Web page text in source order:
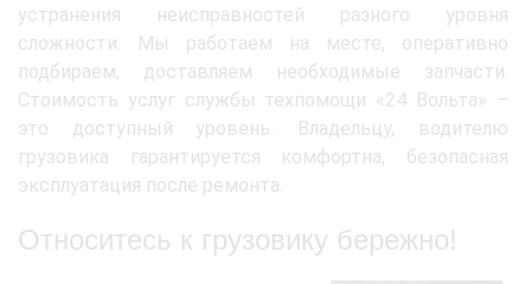
устранения неисправностей разного уровня
сложности. Мы работаем на месте, оперативно
подбираем, доставляем необходимые запчасти.
Стоимость услуг службы техпомощи «24 Вольта» –
это доступный уровень. Владельцу, водителю
грузовика гарантируется комфортна, безопасная
эксплуатация после ремонта.
Относитесь к грузовику бережно!